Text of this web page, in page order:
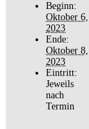
Beginn:
Oktober 6,
2023
Ende:
Oktober 8,
2023
Eintritt:
Jeweils
nach
Termin